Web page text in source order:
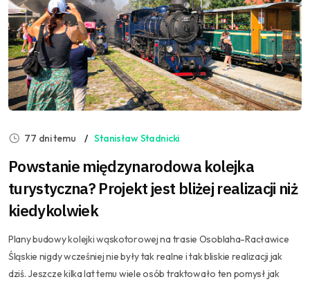
77 dni temu Stanisław Stadnicki
Powstanie międzynarodowa kolejka
turystyczna? Projekt jest bliżej realizacji niż
kiedykolwiek
Plany budowy kolejki wąskotorowej na trasie Osoblaha-Racławice
Śląskie nigdy wcześniej nie były tak realne i tak bliskie realizacji jak
dziś. Jeszcze kilka lat temu wiele osób traktowało ten pomysł jak